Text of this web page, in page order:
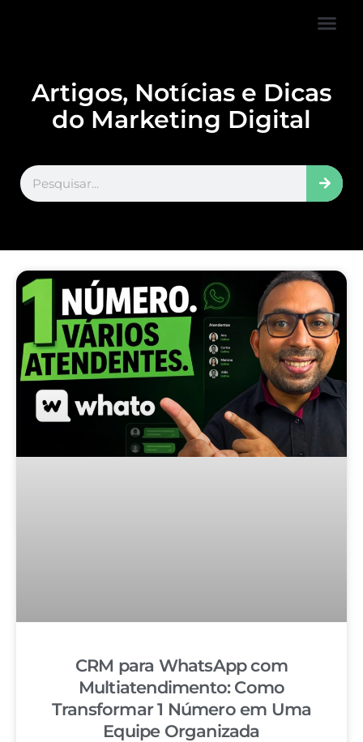
Artigos, Notícias e Dicas
do Marketing Digital
CRM para WhatsApp com
Multiatendimento: Como
Transformar 1 Número em Uma
Equipe Organizada